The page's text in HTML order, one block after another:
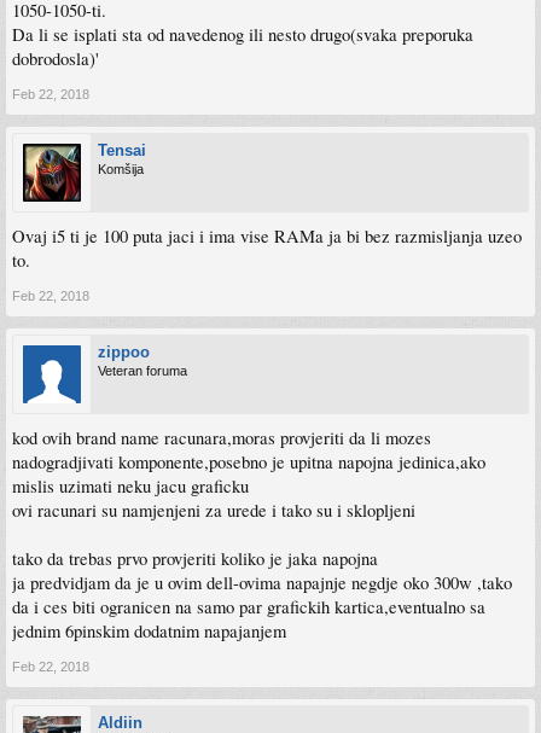
1050-1050-ti.
Da li se isplati sta od navedenog ili nesto drugo(svaka preporuka
dobrodosla)'
Feb 22, 2018
Tensai
Komšija
Ovaj i5 ti je 100 puta jaci i ima vise RAMa ja bi bez razmisljanja uzeo
to.
Feb 22, 2018
zippoo
Veteran foruma
kod ovih brand name racunara,moras provjeriti da li mozes
nadogradjivati komponente,posebno je upitna napojna jedinica,ako
mislis uzimati neku jacu graficku
ovi racunari su namjenjeni za urede i tako su i sklopljeni
tako da trebas prvo provjeriti koliko je jaka napojna
ja predvidjam da je u ovim dell-ovima napajnje negdje oko 300w ,tako
da i ces biti ogranicen na samo par grafickih kartica,eventualno sa
jednim 6pinskim dodatnim napajanjem
Feb 22, 2018
Aldiin